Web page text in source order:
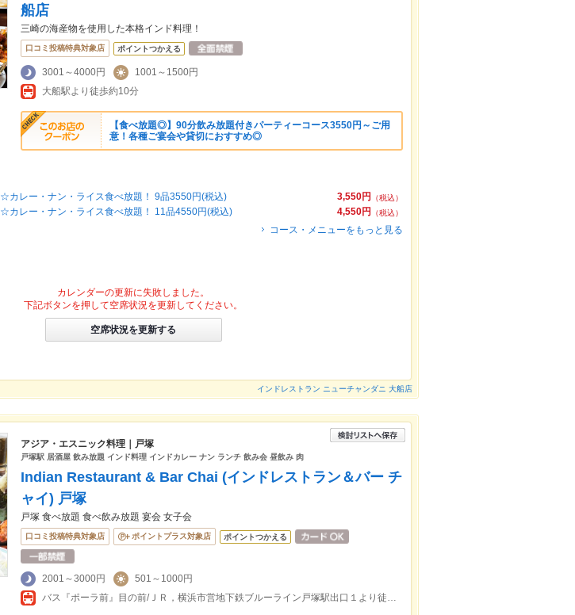
船店
三崎の海産物を使用した本格インド料理！
口コミ投稿特典対象店 ポイントつかえる
3001～4000円
1001～1500円
大船駅より徒歩約10分
【食べ放題◎】90分飲み放題付きパーティーコース3550円～ご用
意！各種ご宴会や貸切におすすめ◎
3,550円
（税込）
☆カレー・ナン・ライス食べ放題！ 9品3550円(税込)
4,550円
（税込）
☆カレー・ナン・ライス食べ放題！ 11品4550円(税込)
コース・メニューをもっと見る
カレンダーの更新に失敗しました。
下記ボタンを押して空席状況を更新してください。
空席状況を更新する
インドレストラン ニューチャンダニ 大船店
アジア・エスニック料理｜戸塚
戸塚駅 居酒屋 飲み放題 インド料理 インドカレー ナン ランチ 飲み会 昼飲み 肉
Indian Restaurant & Bar Chai (インドレストラン＆バー チ
ャイ) 戸塚
戸塚 食べ放題 食べ飲み放題 宴会 女子会
口コミ投稿特典対象店 ポイントプラス対象店 ポイントつかえる
2001～3000円
501～1000円
バス『ポーラ前』目の前/ＪＲ，横浜市営地下鉄ブルーライン戸塚駅出口１より徒歩約36分/ＪＲ東戸塚駅東口より徒歩約37分